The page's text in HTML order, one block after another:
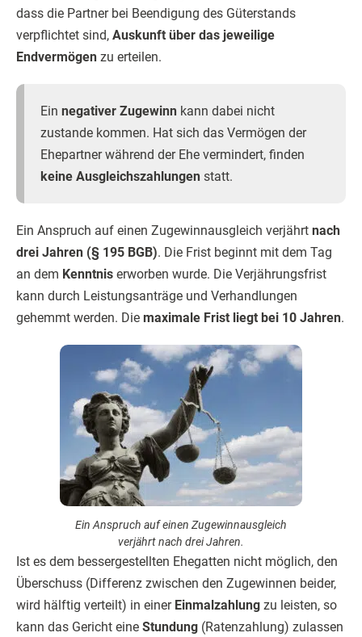
dass die Partner bei Beendigung des Güterstands
verpflichtet sind, Auskunft über das jeweilige
Endvermögen zu erteilen.
Ein negativer Zugewinn kann dabei nicht
zustande kommen. Hat sich das Vermögen der
Ehepartner während der Ehe vermindert, finden
keine Ausgleichszahlungen statt.
Ein Anspruch auf einen Zugewinnausgleich verjährt nach
drei Jahren (§ 195 BGB). Die Frist beginnt mit dem Tag
an dem Kenntnis erworben wurde. Die Verjährungsfrist
kann durch Leistungsanträge und Verhandlungen
gehemmt werden. Die maximale Frist liegt bei 10 Jahren.
Ein Anspruch auf einen Zugewinn­ausgleich
verjährt nach drei Jahren.
Ist es dem bessergestellten Ehegatten nicht möglich, den
Überschuss (Differenz zwischen den Zugewinnen beider,
wird hälftig verteilt) in einer Einmalzahlung zu leisten, so
kann das Gericht eine Stundung (Ratenzahlung) zulassen